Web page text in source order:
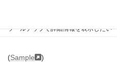
ツールチップで詳細情報を表示したい
(Sample )